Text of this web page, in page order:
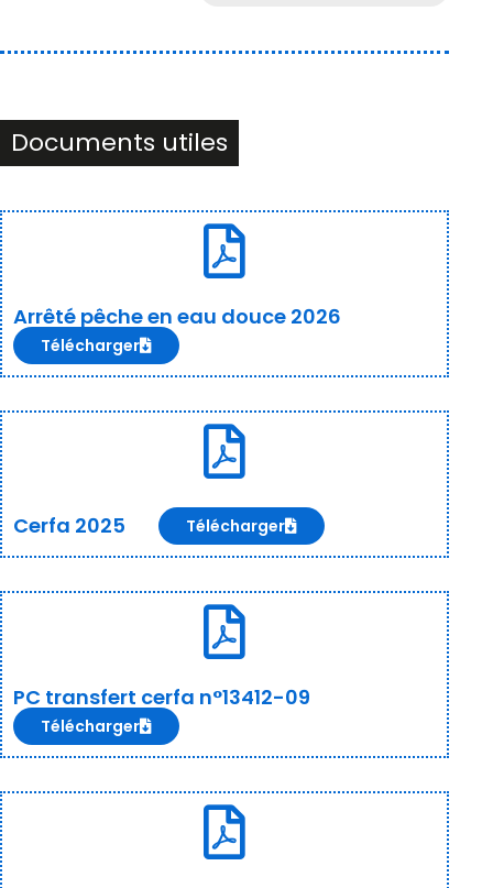
Documents utiles
Arrêté pêche en eau douce 2026
Télécharger
Cerfa 2025 Télécharger
PC transfert cerfa n°13412-09
Télécharger